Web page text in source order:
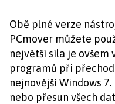
Obě plné verze
PCmover můžete
největší síla je ovšem
programů při
nejnovější Windows
nebo přesun všech